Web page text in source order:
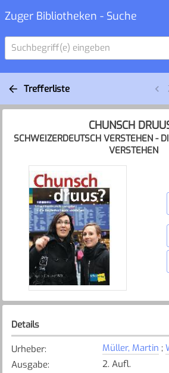
Zuger Bibliotheken - Suche
Suchbegriff(e) eingeben
Trefferliste
CHUNSCH
SCHWEIZERDEUTSCH VERSTEHEN -
VERSTEHEN
Details
Urheber: Müller, Martin ;
Ausgabe:
2. Aufl.